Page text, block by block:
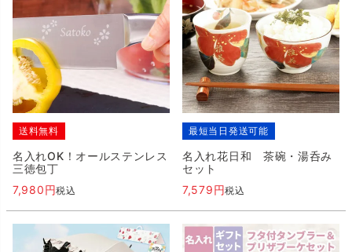
送料無料
名入れOK！オールステンレス
三徳包丁
7,980
税込
最短当日発送可能
名入れ花日和 茶碗・湯呑み
セット
7,579
税込